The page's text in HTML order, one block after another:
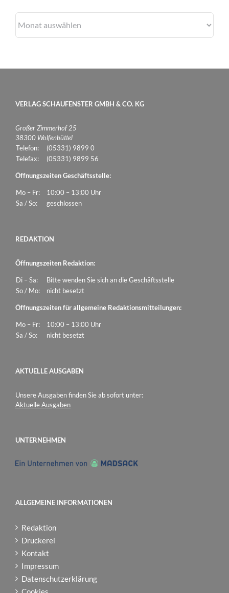
VERLAG SCHAUFENSTER GMBH & CO. KG
Großer Zimmerhof 25
38300 Wolfenbüttel
Telefon:
(05331) 9899 0
Telefax:
(05331) 9899 56
Öffnungszeiten Geschäftsstelle:
Mo – Fr:
10:00 – 13:00 Uhr
Sa / So:
geschlossen
REDAKTION
Öffnungszeiten Redaktion:
Di – Sa:
Bitte wenden Sie sich an die Geschäftsstelle
So / Mo:
nicht besetzt
Öffnungszeiten für allgemeine Redaktionsmitteilungen:
Mo – Fr:
10:00 – 13:00 Uhr
Sa / So:
nicht besetzt
AKTUELLE AUSGABEN
Unsere Ausgaben finden Sie ab sofort unter:
Aktuelle Ausgaben
UNTERNEHMEN
ALLGEMEINE INFORMATIONEN
Redaktion
Druckerei
Kontakt
Impressum
Datenschutzerklärung